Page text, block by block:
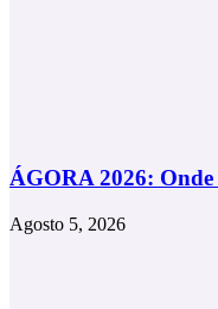
ÁGORA 2026: Onde
Agosto 5, 2026